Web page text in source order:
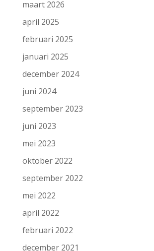
maart 2026
april 2025
februari 2025
januari 2025
december 2024
juni 2024
september 2023
juni 2023
mei 2023
oktober 2022
september 2022
mei 2022
april 2022
februari 2022
december 2021